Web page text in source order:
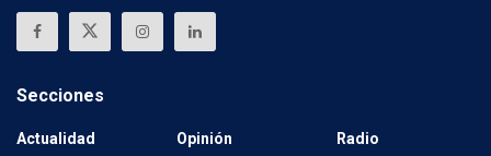
Secciones
Actualidad
Opinión
Radio